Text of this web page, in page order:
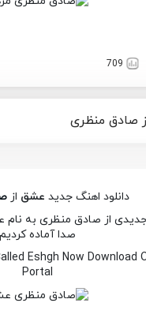
709
صادق منظری
دانلود اهنگ جدید عشق از
از صادق منظری به نام
صدا آماده کردیم
Eshgh Now Download
Portal